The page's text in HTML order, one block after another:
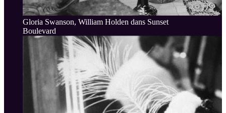
Gloria Swanson, William Holden dans Sunset
Boulevard